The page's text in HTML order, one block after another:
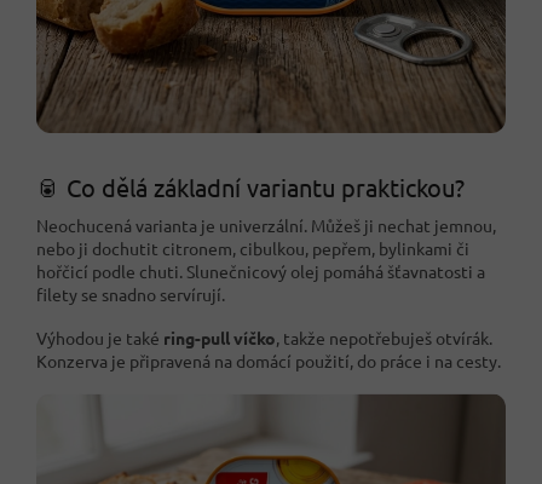
🥫 Co dělá základní variantu praktickou?
Neochucená varianta je univerzální. Můžeš ji nechat jemnou,
nebo ji dochutit citronem, cibulkou, pepřem, bylinkami či
hořčicí podle chuti. Slunečnicový olej pomáhá šťavnatosti a
filety se snadno servírují.
Výhodou je také ring-pull víčko, takže nepotřebuješ otvírák.
Konzerva je připravená na domácí použití, do práce i na cesty.